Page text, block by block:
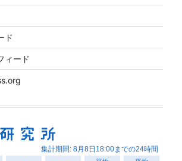
ド
ィード